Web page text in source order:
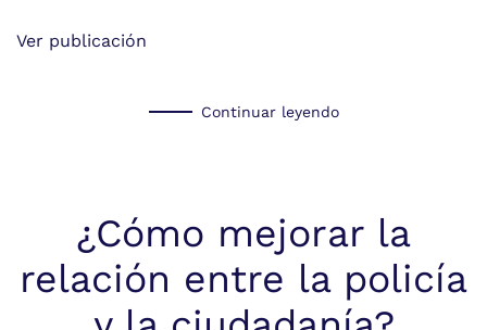
Ver publicación
Continuar leyendo
¿Cómo mejorar la
relación entre la policía